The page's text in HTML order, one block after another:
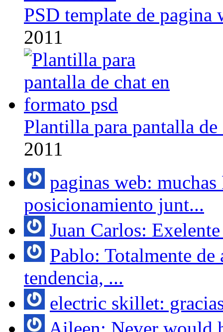
PSD template de pagina
2011
Plantilla para pantalla
2011
paginas web:
posicionamiento junt...
Juan Carlos:
Pablo: Totalmente
tendencia, ...
electric skillet: